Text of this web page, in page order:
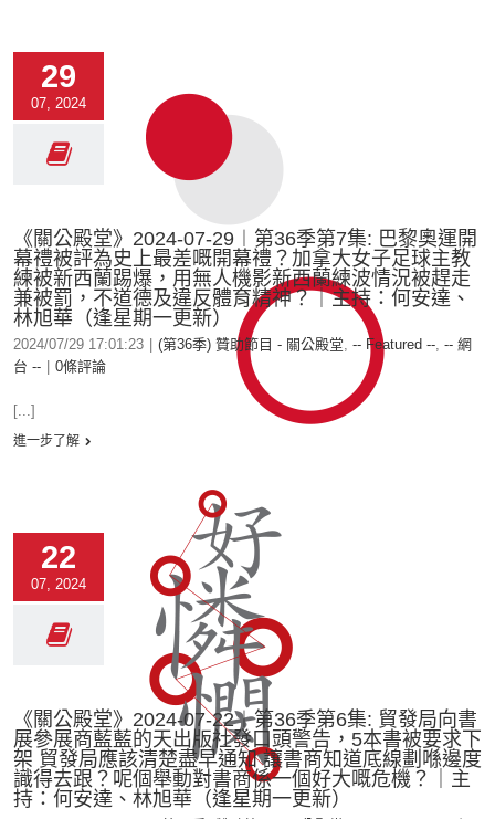
29
07, 2024
《關公殿堂》2024-07-29︱第36季第7集: 巴黎奧運開
幕禮被評為史上最差嘅開幕禮？加拿大女子足球主教
練被新西蘭踢爆，用無人機影新西蘭練波情況被趕走
兼被罰，不道德及違反體育精神？｜主持：何安達、
林旭華（逢星期一更新）
2024/07/29 17:01:23 (第36季) 贊助節目 - 關公殿堂, -- Featured --, -- 網
台 --
0條評論
[...]
進一步了解
22
07, 2024
《關公殿堂》2024-07-22︱第36季第6集: 貿發局向書
展參展商藍藍的天出版社發口頭警告，5本書被要求下
架 貿發局應該清楚盡早通知 讓書商知道底線劃喺邊度
識得去跟？呢個舉動對書商係一個好大嘅危機？｜主
持：何安達、林旭華（逢星期一更新）